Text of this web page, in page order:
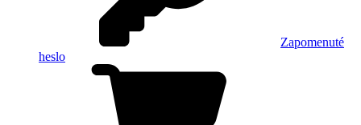
Zapomenuté
heslo